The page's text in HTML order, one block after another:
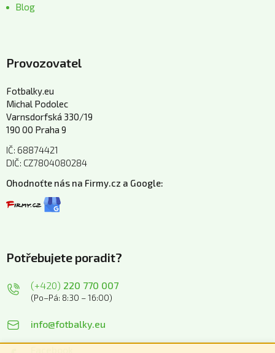
Blog
Provozovatel
Fotbalky.eu
Michal Podolec
Varnsdorfská 330/19
190 00 Praha 9
IČ: 68874421
DIČ: CZ7804080284
Ohodnoťte nás na Firmy.cz a Google:
Potřebujete poradit?
(+420) 220 770 007
(Po–Pá: 8:30 – 16:00)
info@fotbalky.eu